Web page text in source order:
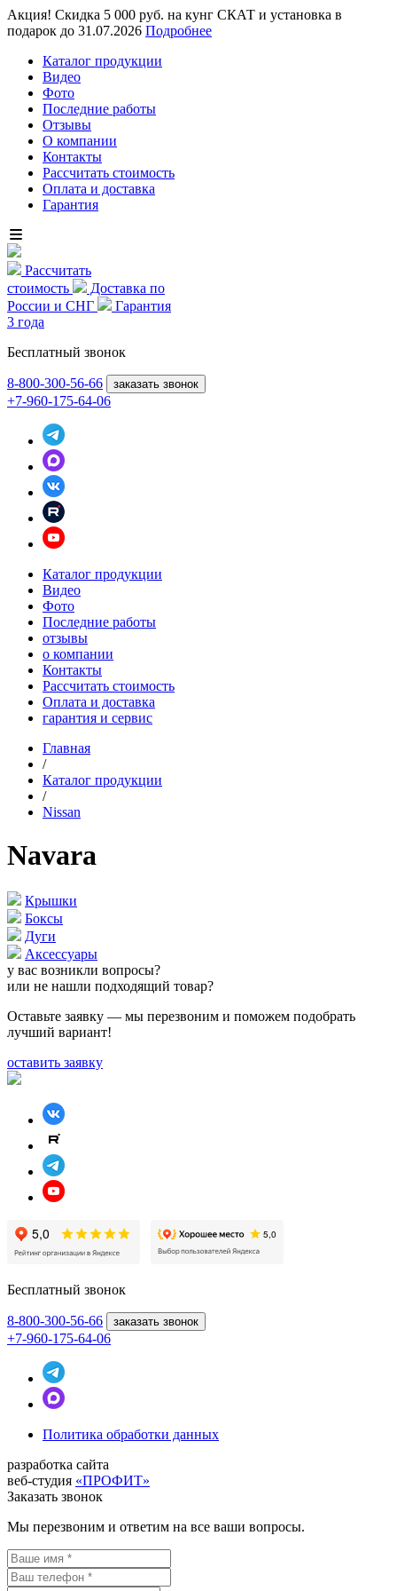
Акция! Скидка 5 000 руб. на кунг СКАТ и установка в
подарок до 31.07.2026 Подробнее
Каталог продукции
Видео
Фото
Последние работы
Отзывы
О компании
Контакты
Рассчитать стоимость
Оплата и доставка
Гарантия
Рассчитать
стоимость
Доставка по
России и СНГ
Гарантия
3 года
Бесплатный звонок
8-800-300-56-66 заказать звонок
+7-960-175-64-06
Каталог продукции
Видео
Фото
Последние работы
отзывы
о компании
Контакты
Рассчитать стоимость
Оплата и доставка
гарантия и сервис
Главная
/
Каталог продукции
/
Nissan
Navara
Крышки
Боксы
Дуги
Аксессуары
у вас возникли вопросы?
или не нашли подходящий товар?
Оставьте заявку — мы перезвоним и поможем подобрать
лучший вариант!
оставить заявку
Бесплатный звонок
8-800-300-56-66 заказать звонок
+7-960-175-64-06
Политика обработки данных
разработка сайта
веб-студия «ПРОФИТ»
Заказать звонок
Мы перезвоним и ответим на все ваши вопросы.